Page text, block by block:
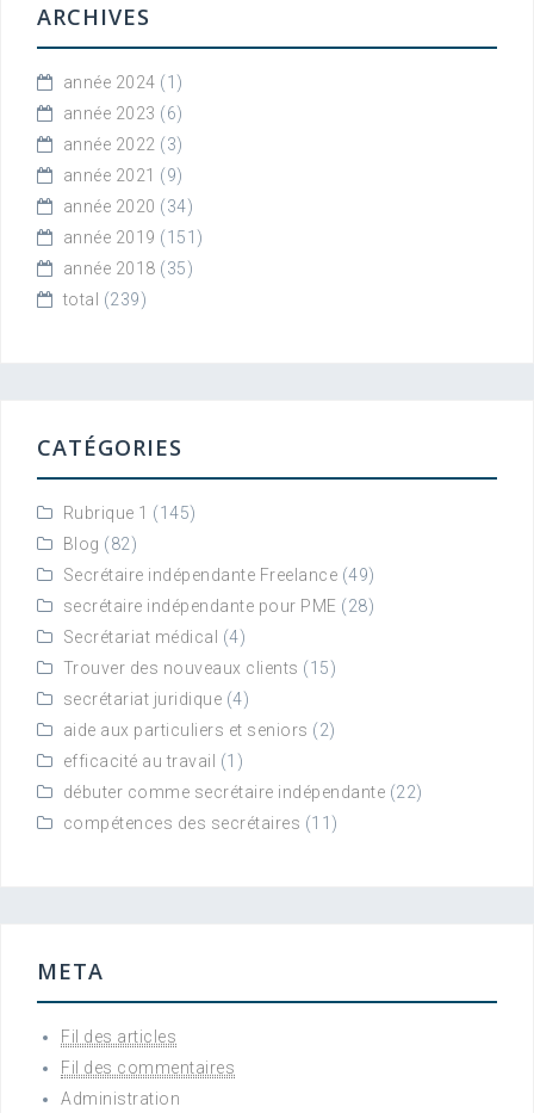
ARCHIVES
année 2024 (1)
année 2023 (6)
année 2022 (3)
année 2021 (9)
année 2020 (34)
année 2019 (151)
année 2018 (35)
total (239)
CATÉGORIES
Rubrique 1 (145)
Blog (82)
Secrétaire indépendante Freelance (49)
secrétaire indépendante pour PME (28)
Secrétariat médical
(4)
Trouver des nouveaux clients (15)
secrétariat juridique (4)
aide aux particuliers et seniors (2)
efficacité au travail
(1)
débuter comme secrétaire indépendante (22)
compétences des secrétaires (11)
META
Fil des articles
Fil des commentaires
Administration